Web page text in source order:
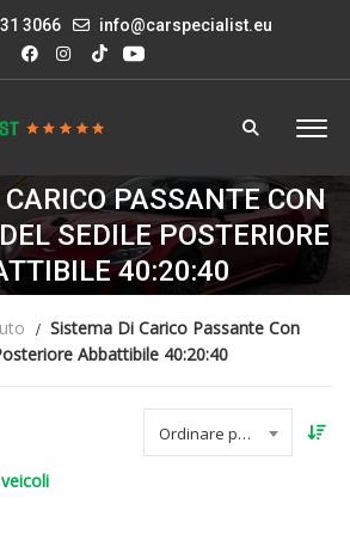
3066 info@carspecialist.eu
PASSANTE CON
SEDILE POSTERIORE
40:20:40
Sistema Di Carico Passante Con
Abbattibile 40:20:40
Ordinare per data